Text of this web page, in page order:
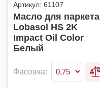
Артикул: 61107
Масло для паркета
Lobasol HS 2K
Impact Oil Color
Белый
Фасовка: